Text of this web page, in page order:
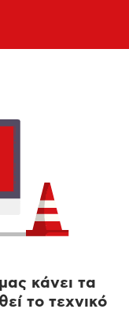
κάνει τα
το τεχνικό